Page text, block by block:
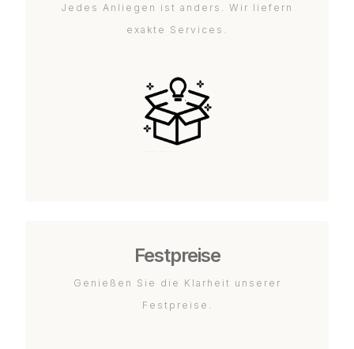
Jedes Anliegen ist anders. Wir liefern
exakte Services.
Festpreise
Genießen Sie die Klarheit unserer
Festpreise.